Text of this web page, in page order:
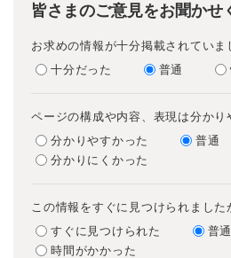
皆さまのご意見をお聞かせ
お求めの情報が十分掲載されていま
十分だった
普通
ページの構成や内容、表現は分かり
分かりやすかった
普通
分かりにくかった
この情報をすぐに見つけられました
すぐに見つけられた
普通
時間がかかった